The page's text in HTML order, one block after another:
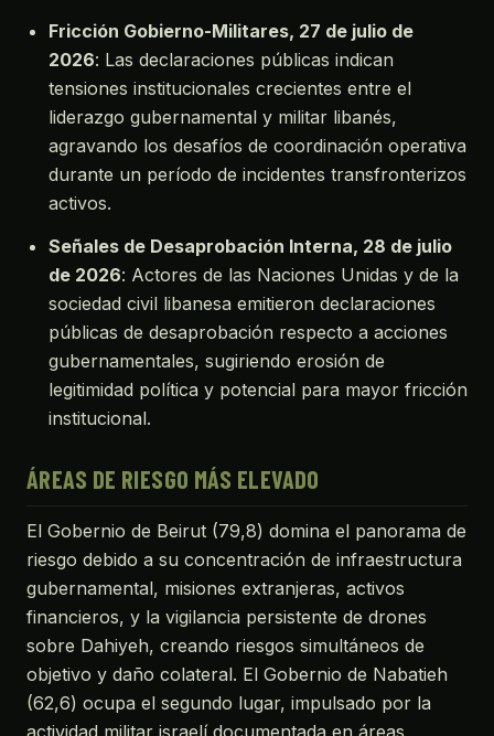
Fricción Gobierno-Militares, 27 de julio de
2026: Las declaraciones públicas indican
tensiones institucionales crecientes entre el
liderazgo gubernamental y militar libanés,
agravando los desafíos de coordinación operativa
durante un período de incidentes transfronterizos
activos.
Señales de Desaprobación Interna, 28 de julio
de 2026: Actores de las Naciones Unidas y de la
sociedad civil libanesa emitieron declaraciones
públicas de desaprobación respecto a acciones
gubernamentales, sugiriendo erosión de
legitimidad política y potencial para mayor fricción
institucional.
ÁREAS DE RIESGO MÁS ELEVADO
El Gobernio de Beirut (79,8) domina el panorama de
riesgo debido a su concentración de infraestructura
gubernamental, misiones extranjeras, activos
financieros, y la vigilancia persistente de drones
sobre Dahiyeh, creando riesgos simultáneos de
objetivo y daño colateral. El Gobernio de Nabatieh
(62,6) ocupa el segundo lugar, impulsado por la
actividad militar israelí documentada en áreas